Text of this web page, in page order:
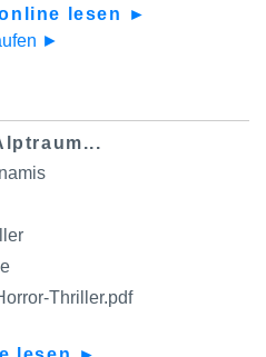
lesen ►
►
Thriller.pdf